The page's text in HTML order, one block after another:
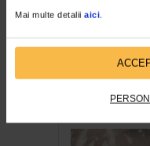
Mai multe detalii aici
VEDERE
de